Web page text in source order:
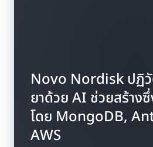
Novo Nordisk ปฏิ
ยาด้วย AI ช่วยสร้าง
โดย MongoDB,
AWS